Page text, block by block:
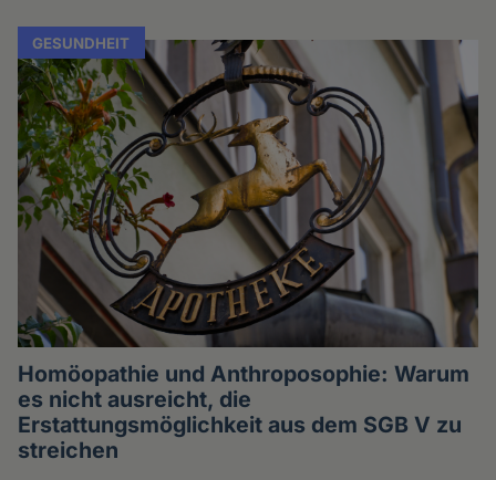
GESUNDHEIT
Homöopathie und Anthroposophie: Warum
es nicht ausreicht, die
Erstattungsmöglichkeit aus dem SGB V zu
streichen